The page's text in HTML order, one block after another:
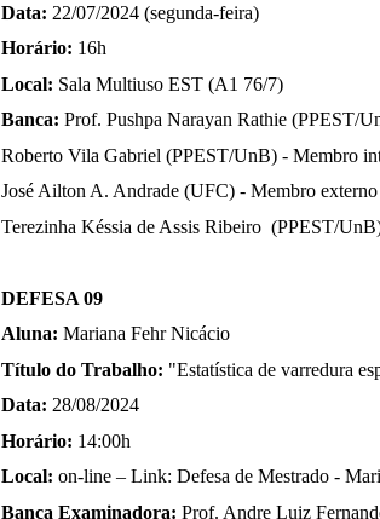
Data: 22/07/2024 (segunda-feira)
Horário: 16h
Local: Sala Multiuso EST (A1 76/7)
Banca: Prof. Pushpa Narayan Rathie (PPEST/
Roberto Vila Gabriel (PPEST/UnB) - Membro
José Ailton A. Andrade (UFC) - Membro externo
Terezinha Késsia de Assis Ribeiro  (PPEST/
DEFESA 09
Aluna: Mariana Fehr Nicácio
Título do Trabalho: "Estatística de varredura
Data: 28/08/2024
Horário: 14:00h
Local: on-line – Link: Defesa de Mestrado -
Banca Examinadora: Prof. Andre Luiz